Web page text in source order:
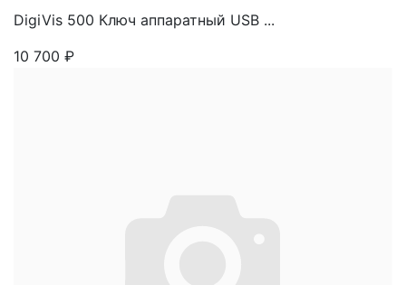
DigiVis 500 Ключ аппаратный USB ...
10 700 ₽